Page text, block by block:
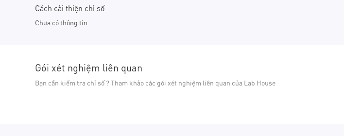
Cách cải thiện chỉ số
Chưa có thông tin
Gói xét nghiệm liên quan
Bạn cần kiểm tra chỉ số ? Tham khảo các gói xét nghiệm liên quan của Lab House